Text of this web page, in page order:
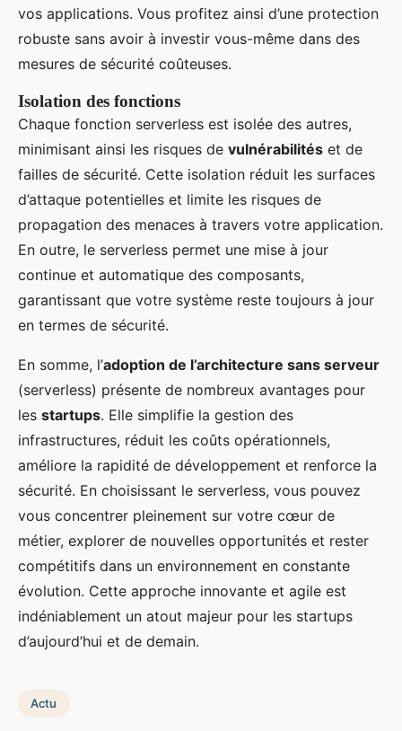
vos applications. Vous profitez ainsi d’une protection
robuste sans avoir à investir vous-même dans des
mesures de sécurité coûteuses.
Isolation des fonctions
Chaque fonction serverless est isolée des autres,
minimisant ainsi les risques de vulnérabilités et de
failles de sécurité. Cette isolation réduit les surfaces
d’attaque potentielles et limite les risques de
propagation des menaces à travers votre application.
En outre, le serverless permet une mise à jour
continue et automatique des composants,
garantissant que votre système reste toujours à jour
en termes de sécurité.
En somme, l’adoption de l’architecture sans serveur
(serverless) présente de nombreux avantages pour
les startups. Elle simplifie la gestion des
infrastructures, réduit les coûts opérationnels,
améliore la rapidité de développement et renforce la
sécurité. En choisissant le serverless, vous pouvez
vous concentrer pleinement sur votre cœur de
métier, explorer de nouvelles opportunités et rester
compétitifs dans un environnement en constante
évolution. Cette approche innovante et agile est
indéniablement un atout majeur pour les startups
d’aujourd’hui et de demain.
Actu